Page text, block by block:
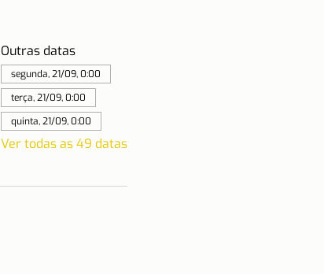
Outras datas
segunda, 21/09, 0:00
terça, 21/09, 0:00
quinta, 21/09, 0:00
Ver todas as 49 datas